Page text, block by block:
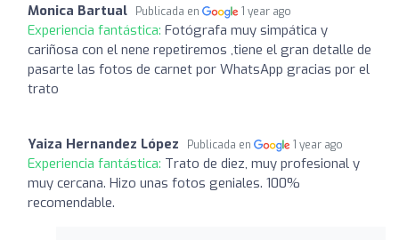
Monica Bartual Publicada en 1 year ago
Experiencia fantástica: Fotógrafa muy simpática y
cariñosa con el nene repetiremos ,tiene el gran detalle de
pasarte las fotos de carnet por WhatsApp gracias por el
trato
Yaiza Hernandez López Publicada en 1 year ago
Experiencia fantástica: Trato de diez, muy profesional y
muy cercana. Hizo unas fotos geniales. 100%
recomendable.